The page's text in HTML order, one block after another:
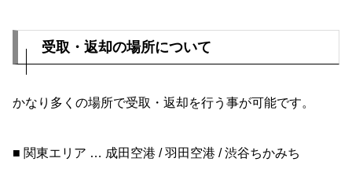
受取・返却の場所について
かなり多くの場所で受取・返却を行う事が可能です。
■ 関東エリア … 成田空港 / 羽田空港 / 渋谷ちかみち